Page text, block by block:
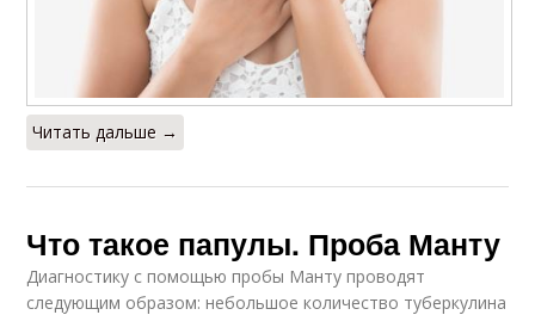
Читать дальше →
Что такое папулы. Проба Манту
Диагностику с помощью пробы Манту проводят
следующим образом: небольшое количество туберкулина